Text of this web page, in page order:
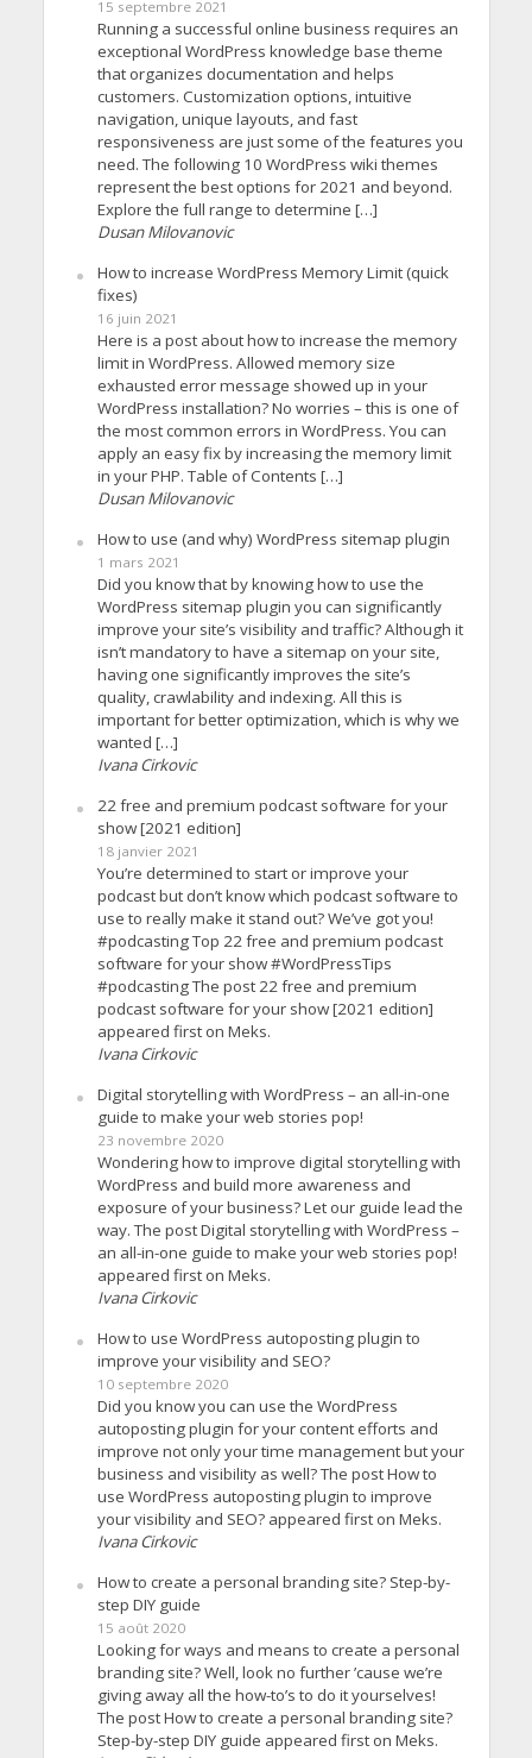
15 septembre 2021
Running a successful online business requires an
exceptional WordPress knowledge base theme
that organizes documentation and helps
customers. Customization options, intuitive
navigation, unique layouts, and fast
responsiveness are just some of the features you
need. The following 10 WordPress wiki themes
represent the best options for 2021 and beyond.
Explore the full range to determine […]
Dusan Milovanovic
How to increase WordPress Memory Limit (quick
fixes)
16 juin 2021
Here is a post about how to increase the memory
limit in WordPress. Allowed memory size
exhausted error message showed up in your
WordPress installation? No worries – this is one of
the most common errors in WordPress. You can
apply an easy fix by increasing the memory limit
in your PHP. Table of Contents […]
Dusan Milovanovic
How to use (and why) WordPress sitemap plugin
1 mars 2021
Did you know that by knowing how to use the
WordPress sitemap plugin you can significantly
improve your site’s visibility and traffic? Although it
isn’t mandatory to have a sitemap on your site,
having one significantly improves the site’s
quality, crawlability and indexing. All this is
important for better optimization, which is why we
wanted […]
Ivana Cirkovic
22 free and premium podcast software for your
show [2021 edition]
18 janvier 2021
You’re determined to start or improve your
podcast but don’t know which podcast software to
use to really make it stand out? We’ve got you!
#podcasting Top 22 free and premium podcast
software for your show #WordPressTips
#podcasting The post 22 free and premium
podcast software for your show [2021 edition]
appeared first on Meks.
Ivana Cirkovic
Digital storytelling with WordPress – an all-in-one
guide to make your web stories pop!
23 novembre 2020
Wondering how to improve digital storytelling with
WordPress and build more awareness and
exposure of your business? Let our guide lead the
way. The post Digital storytelling with WordPress –
an all-in-one guide to make your web stories pop!
appeared first on Meks.
Ivana Cirkovic
How to use WordPress autoposting plugin to
improve your visibility and SEO?
10 septembre 2020
Did you know you can use the WordPress
autoposting plugin for your content efforts and
improve not only your time management but your
business and visibility as well? The post How to
use WordPress autoposting plugin to improve
your visibility and SEO? appeared first on Meks.
Ivana Cirkovic
How to create a personal branding site? Step-by-
step DIY guide
15 août 2020
Looking for ways and means to create a personal
branding site? Well, look no further ’cause we’re
giving away all the how-to’s to do it yourselves!
The post How to create a personal branding site?
Step-by-step DIY guide appeared first on Meks.